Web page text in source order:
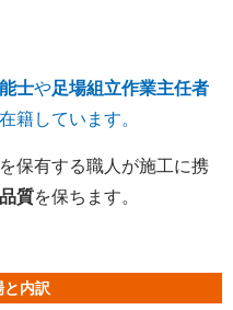
士や足場組立作業主任者
籍しています。
保有する職人が施工に携
質を保ちます。
と内訳